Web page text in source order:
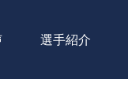
選手紹介